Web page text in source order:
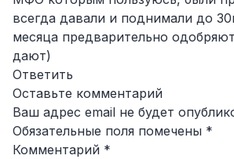
всегда давали и поднимали до
месяца предварительно
дают)
Ответить
Оставьте комментарий
Ваш адрес email не будет
Обязательные поля помечены *
Комментарий *